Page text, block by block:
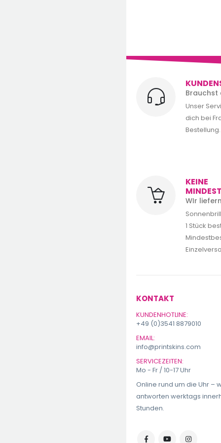
Brauchst
Unser
dich bei
Bestellung.
KEINE
WIr
1 Stück
KONTAKT
KUNDENHOTLINE:
+49 (0)3541 8879010
EMAIL:
info@printskins.com
SERVICEZEITEN:
Mo - Fr / 10-17 Uhr
Online rund um die Uhr –
antworten werktags
Stunden.